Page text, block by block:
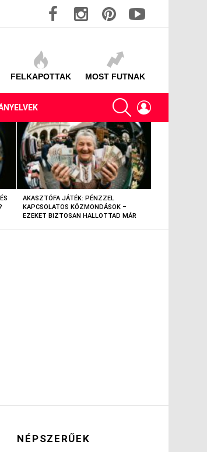
FELKAPOTTAK MOST FUTNAK
SEARCH
AKASZTÓFA JÁTÉK: PÉNZZEL
KAPCSOLATOS KÖZMONDÁSOK –
EZEKET BIZTOSAN HALLOTTAD MÁR
NÉPSZERŰEK